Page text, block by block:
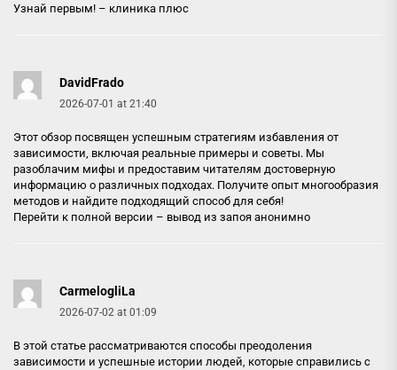
Узнай первым! – клиника плюс
DavidFrado
2026-07-01 at 21:40
Этот обзор посвящен успешным стратегиям избавления от
зависимости, включая реальные примеры и советы. Мы
разоблачим мифы и предоставим читателям достоверную
информацию о различных подходах. Получите опыт многообразия
методов и найдите подходящий способ для себя!
Перейти к полной версии – вывод из запоя анонимно
CarmelogliLa
2026-07-02 at 01:09
В этой статье рассматриваются способы преодоления
зависимости и успешные истории людей, которые справились с